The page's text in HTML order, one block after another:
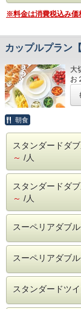
※料金は消費税込み価
カップルプラン
大
お
営
■
朝食
スタンダードダ
～ /人
スタンダードダ
～ /人
スーペリアダブ
スーペリアダブ
スタンダードツ